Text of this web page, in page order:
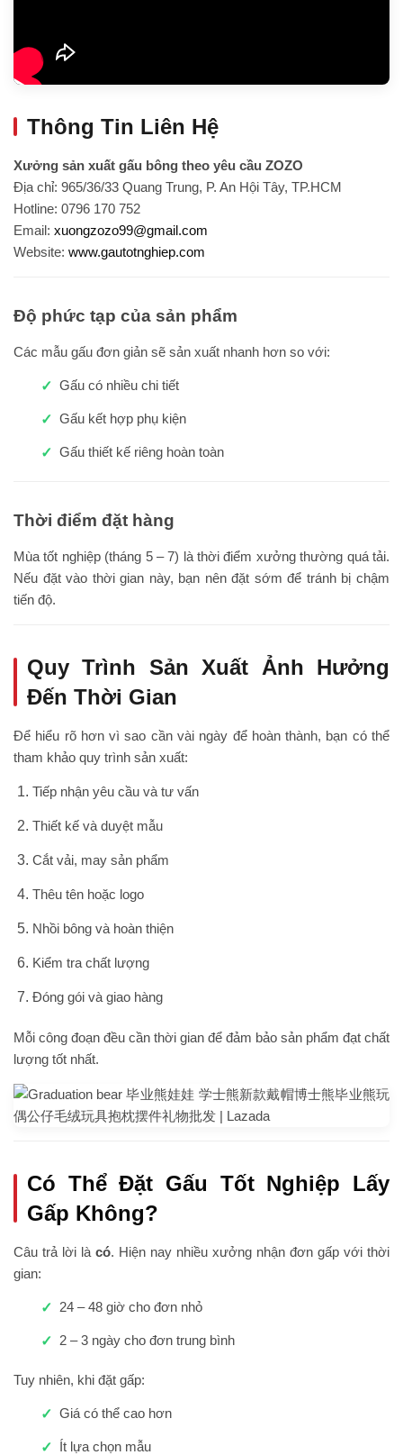
Thông Tin Liên Hệ
Xưởng sản xuất gấu bông theo yêu cầu ZOZO
Địa chỉ: 965/36/33 Quang Trung, P. An Hội Tây, TP.HCM
Hotline: 0796 170 752
Email: xuongzozo99@gmail.com
Website: www.gautotnghiep.com
Độ phức tạp của sản phẩm
Các mẫu gấu đơn giản sẽ sản xuất nhanh hơn so với:
Gấu có nhiều chi tiết
Gấu kết hợp phụ kiện
Gấu thiết kế riêng hoàn toàn
Thời điểm đặt hàng
Mùa tốt nghiệp (tháng 5 – 7) là thời điểm xưởng thường quá tải.
Nếu đặt vào thời gian này, bạn nên đặt sớm để tránh bị chậm
tiến độ.
Quy Trình Sản Xuất Ảnh Hưởng
Đến Thời Gian
Để hiểu rõ hơn vì sao cần vài ngày để hoàn thành, bạn có thể
tham khảo quy trình sản xuất:
Tiếp nhận yêu cầu và tư vấn
Thiết kế và duyệt mẫu
Cắt vải, may sản phẩm
Thêu tên hoặc logo
Nhồi bông và hoàn thiện
Kiểm tra chất lượng
Đóng gói và giao hàng
Mỗi công đoạn đều cần thời gian để đảm bảo sản phẩm đạt chất
lượng tốt nhất.
Có Thể Đặt Gấu Tốt Nghiệp Lấy
Gấp Không?
Câu trả lời là có. Hiện nay nhiều xưởng nhận đơn gấp với thời
gian:
24 – 48 giờ cho đơn nhỏ
2 – 3 ngày cho đơn trung bình
Tuy nhiên, khi đặt gấp:
Giá có thể cao hơn
Ít lựa chọn mẫu